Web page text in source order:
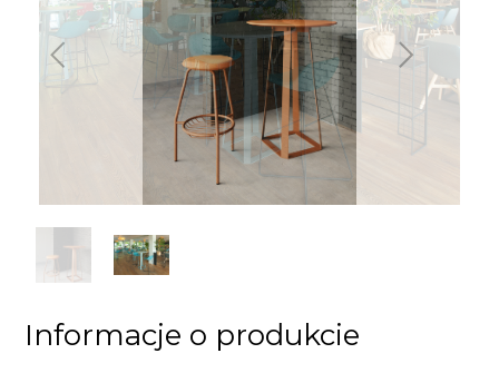
Poprzedni Następny
Informacje o produkcie